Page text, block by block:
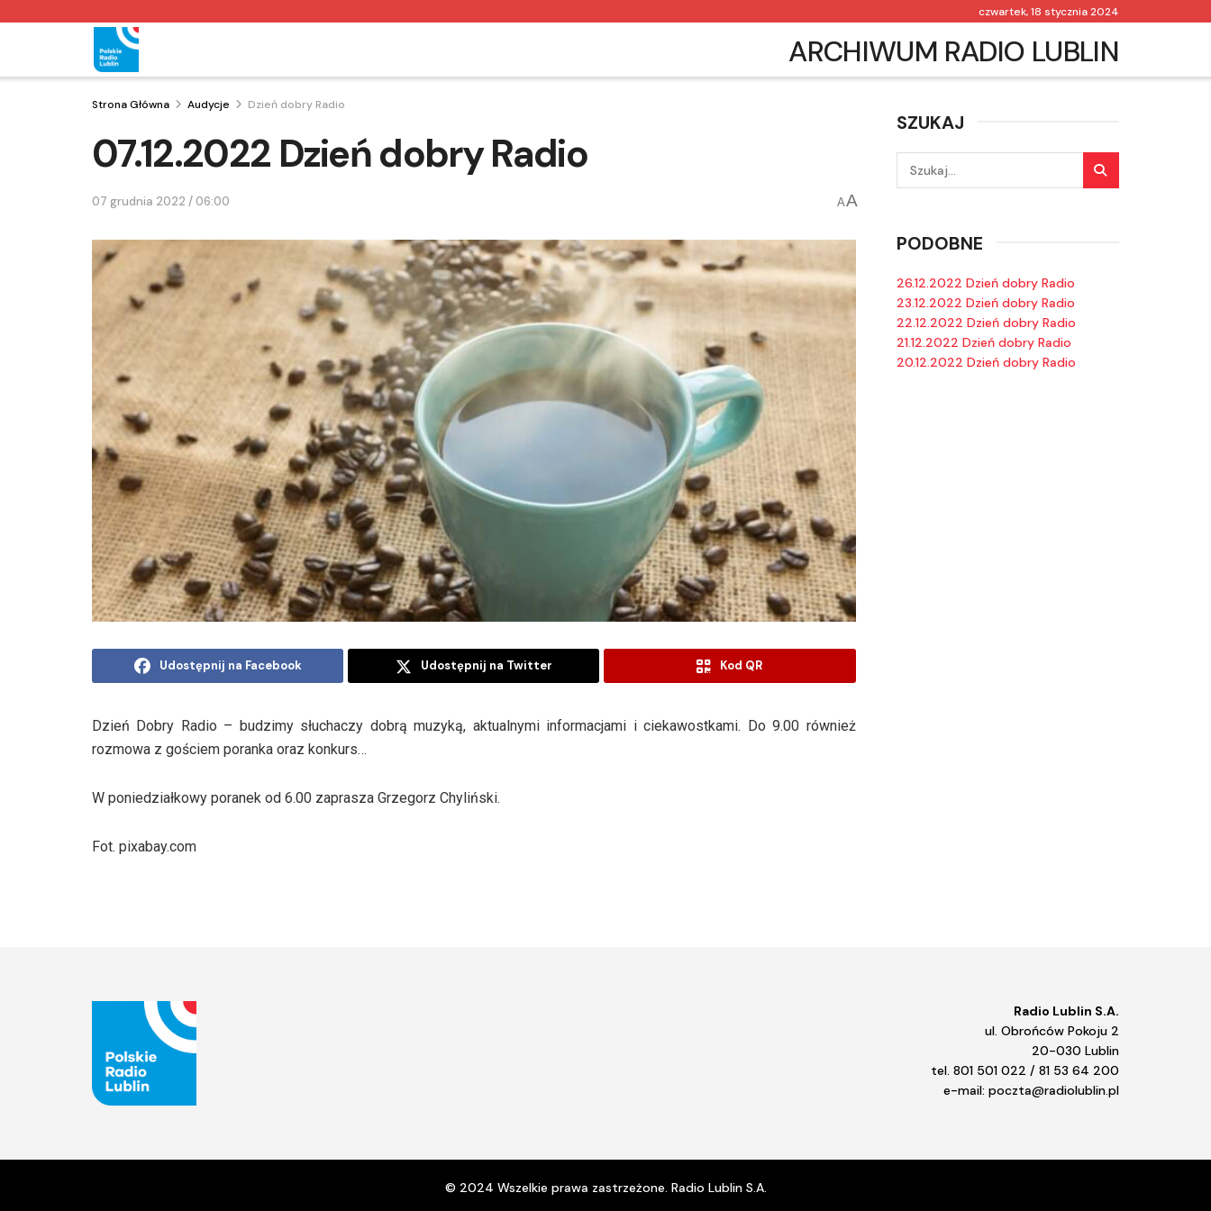
czwartek, 18 stycznia 2024
ARCHIWUM RADIO LUBLIN
Strona Główna Audycje Dzień dobry Radio
07.12.2022 Dzień dobry Radio
07 grudnia 2022 / 06:00 AA
Udostępnij na Facebook Udostępnij na Twitter Kod QR
Dzień Dobry Radio – budzimy słuchaczy dobrą muzyką, aktualnymi informacjami i ciekawostkami. Do 9.00 również
rozmowa z gościem poranka oraz konkurs…
W poniedziałkowy poranek od 6.00 zaprasza Grzegorz Chyliński.
Fot. pixabay.com
SZUKAJ
PODOBNE
26.12.2022 Dzień dobry Radio
23.12.2022 Dzień dobry Radio
22.12.2022 Dzień dobry Radio
21.12.2022 Dzień dobry Radio
20.12.2022 Dzień dobry Radio
Radio Lublin S.A.
ul. Obrońców Pokoju 2
20-030 Lublin
tel. 801 501 022 / 81 53 64 200
e-mail: poczta@radiolublin.pl
© 2024 Wszelkie prawa zastrzeżone. Radio Lublin S.A.